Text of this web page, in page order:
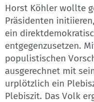
Horst Köhler wollte
Präsidenten
ein
entgegenzusetzen.
populistischen
ausgerechnet mit
urplötzlich ein
Plebiszit. Das Volk